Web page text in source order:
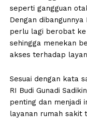
seperti gangguan
Dengan
perlu lagi berobat
sehingga menekan
akses terhadap
Sesuai dengan kata
RI Budi Gunadi
penting dan menjadi
layanan rumah sakit